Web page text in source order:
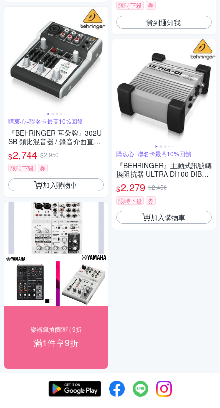
購衷心+聯名卡最高10%回饋
『BEHRINGER 耳朵牌』302U
SB 類比混音器 / 錄音介面直播
神器 / 公司貨
$2,744 $2,950
限時下殺
券
加入購物車
樂器瘋搶價限時9折
滿1件享9折
限時下殺
券
貨到通知我
購衷心+聯名卡最高10%回饋
『BEHRINGER』主動式訊號轉
換阻抗器 ULTRA DI100 DIBOX
/ 公司貨
$2,279 $2,450
限時下殺
券
加入購物車